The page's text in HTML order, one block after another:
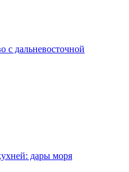
дары моря